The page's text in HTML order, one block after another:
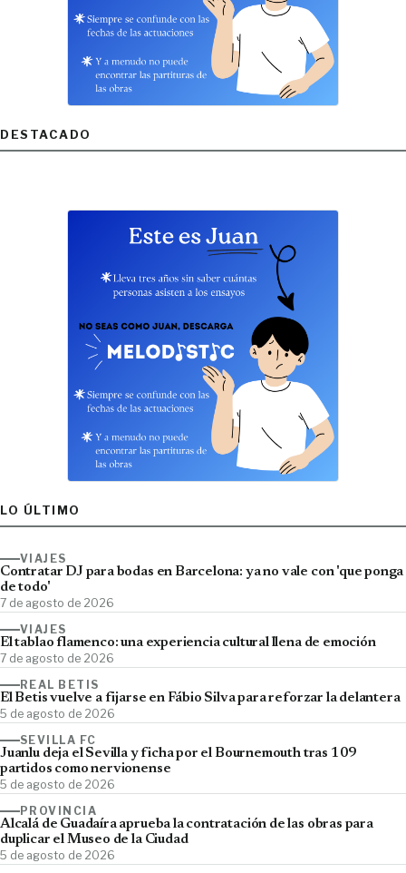
DESTACADO
LO ÚLTIMO
VIAJES
Contratar DJ para bodas en Barcelona: ya no vale con 'que ponga
de todo'
7 de agosto de 2026
VIAJES
El tablao flamenco: una experiencia cultural llena de emoción
7 de agosto de 2026
REAL BETIS
El Betis vuelve a fijarse en Fábio Silva para reforzar la delantera
5 de agosto de 2026
SEVILLA FC
Juanlu deja el Sevilla y ficha por el Bournemouth tras 109
partidos como nervionense
5 de agosto de 2026
PROVINCIA
Alcalá de Guadaíra aprueba la contratación de las obras para
duplicar el Museo de la Ciudad
5 de agosto de 2026